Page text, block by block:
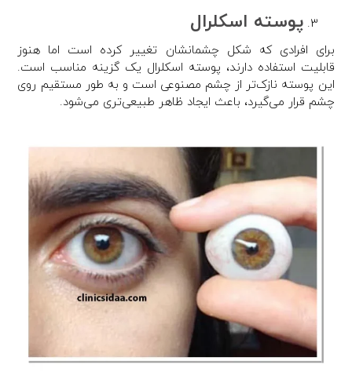
پوسته اسکلرال
برای افرادی که شکل چشمانشان تغییر کرده است اما هنوز
قابلیت استفاده دارند، پوسته اسکلرال یک گزینه مناسب است.
این پوسته نازک‌تر از چشم مصنوعی است و به طور مستقیم روی
چشم قرار می‌گیرد، باعث ایجاد ظاهر طبیعی‌تری می‌شود.